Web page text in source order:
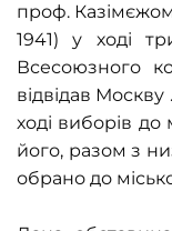
проф.
1941) у ході
Всесоюзного
відвідав
ході виборів до
його, разом з
обрано до